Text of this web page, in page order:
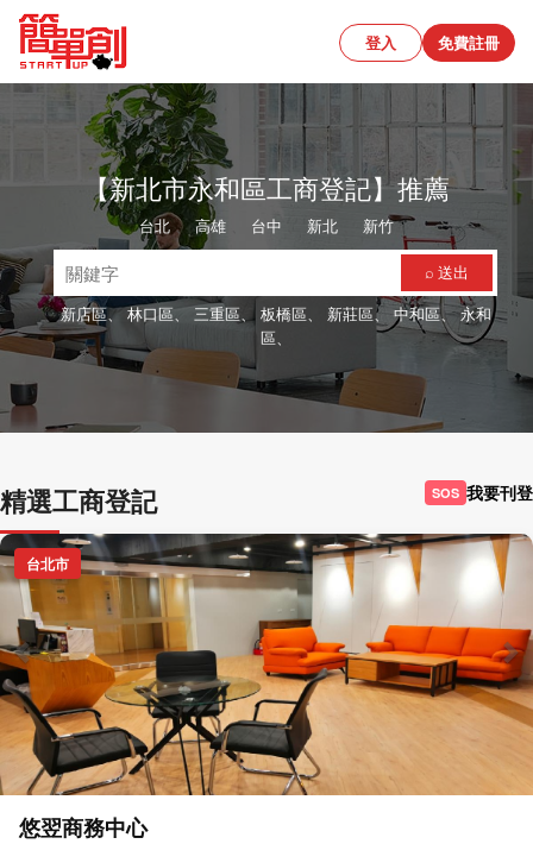
登入 免費註冊
【新北市永和區工商登記】推薦
台北、高雄 台中 新北 新竹
⌕ 送出
新店區、林口區、三重區、 板橋區、 新莊區、中和區、永和
區、
精選工商登記 SOS 我要刊登
台北市
悠翌商務中心